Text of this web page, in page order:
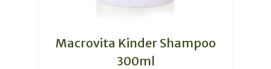
Macrovita Kinder Shampoo
300ml